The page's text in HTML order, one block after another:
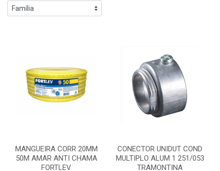
MANGUEIRA CORR 20MM
50M AMAR ANTI CHAMA
FORTLEV
CONECTOR UNIDUT COND
MULTIPLO ALUM 1 251/053
TRAMONTINA